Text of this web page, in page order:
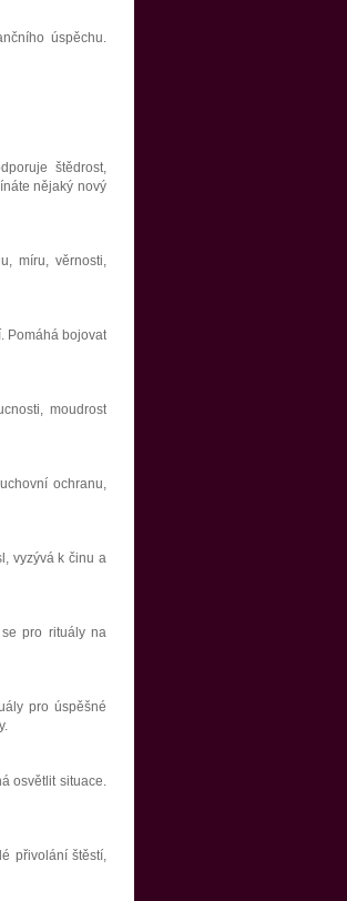
úspěchu.
štědrost,
nějaký nový
míru, věrnosti,
Pomáhá bojovat
moudrost
ochranu,
vyzývá k činu a
pro rituály na
pro úspěšné
osvětlit situace.
přivolání štěstí,